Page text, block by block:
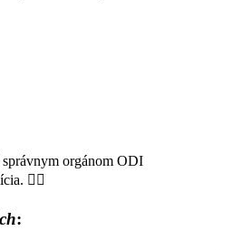
správnym orgánom ODI
👮‍♂️
: